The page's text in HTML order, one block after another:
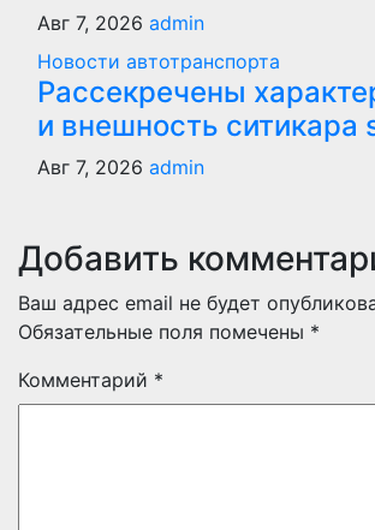
Авг 7, 2026 admin
Новости автотранспорта
Рассекречены
и внешность ситикара
Авг 7, 2026 admin
Добавить
Ваш адрес email не будет
Обязательные поля помечены *
Комментарий *